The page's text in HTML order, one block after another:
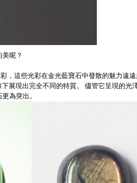
呢？
，這些光彩在金光藍寶石中發散的魅力遠
展現出完全不同的特質。 儘管它呈現的光
為突出。